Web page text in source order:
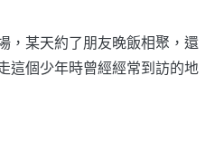
，某天約了朋友晚飯相聚，還
這個少年時曾經經常到訪的地